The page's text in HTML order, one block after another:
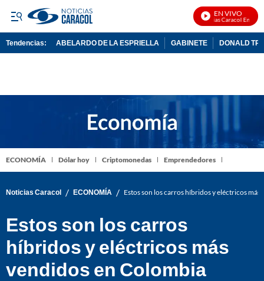
EN VIVO
Noticias Caracol En Vivo
Tendencias: ABELARDO DE LA ESPRIELLA GABINETE DONALD
ECONOMÍA Dólar hoy Criptomonedas Emprendedores
Noticias Caracol / ECONOMÍA / Estos son los carros híbridos y eléctricos
Estos son los carros
híbridos y eléctricos más
vendidos en Colombia